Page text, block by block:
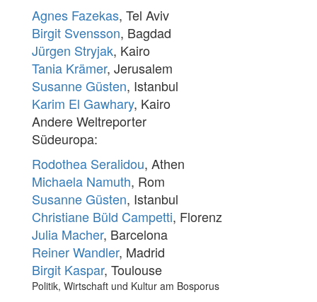
Agnes Fazekas, Tel Aviv
Birgit Svensson, Bagdad
Jürgen Stryjak, Kairo
Tania Krämer, Jerusalem
Susanne Güsten, Istanbul
Karim El Gawhary, Kairo
Andere Weltreporter
Südeuropa:
Rodothea Seralidou, Athen
Michaela Namuth, Rom
Susanne Güsten, Istanbul
Christiane Büld Campetti, Florenz
Julia Macher, Barcelona
Reiner Wandler, Madrid
Birgit Kaspar, Toulouse
Politik, Wirtschaft und Kultur am Bosporus